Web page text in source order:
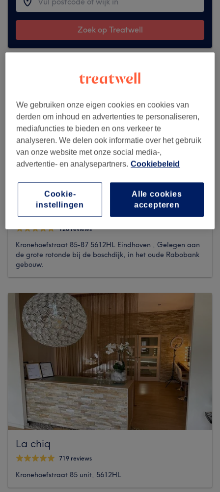
Zoek op Treatwell
House of Pearls waxing
120 reviews
Kronehoefstraat 85-87 5612HL Eindhoven , Gelegen aan
de grote rotonde bij de boschdijk, in het oude Rabobank
gebouw.
La chiq
719 reviews
Kronehoefstraat 85 unit, 5612HL
We gebruiken onze eigen cookies en cookies van
derden om inhoud en advertenties te personaliseren,
mediafuncties te bieden en ons verkeer te
analyseren. We delen ook informatie over het gebruik
van onze website met onze social media-,
advertentie- en analysepartners. Cookiebeleid
Alle cookies
accepteren
Cookie-
instellingen